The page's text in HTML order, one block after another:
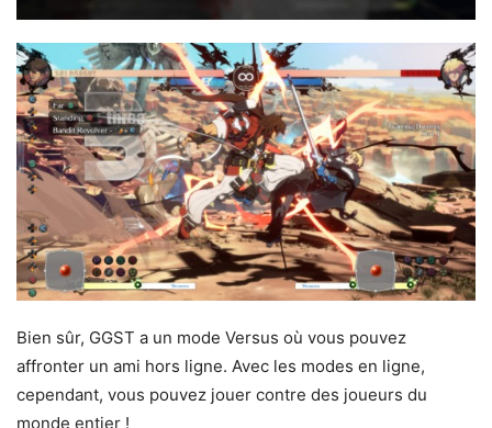
Bien sûr, GGST a un mode Versus où vous pouvez
affronter un ami hors ligne. Avec les modes en ligne,
cependant, vous pouvez jouer contre des joueurs du
monde entier !